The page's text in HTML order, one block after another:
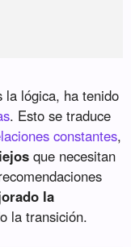
la lógica, ha tenido
. Esto se traduce
constantes,
que necesitan
la
la transición.